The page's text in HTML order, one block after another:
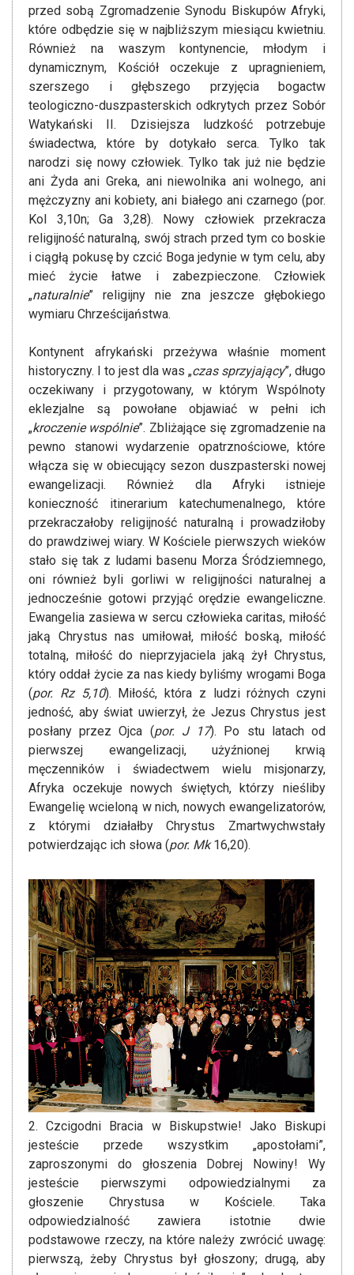
przed sobą Zgromadzenie Synodu Biskupów Afryki,
które odbędzie się w najbliższym miesiącu kwietniu.
Również na waszym kontynencie, młodym i
dynamicznym, Kościół oczekuje z upragnieniem,
szerszego i głębszego przyjęcia bogactw
teologiczno-duszpasterskich odkrytych przez Sobór
Watykański II. Dzisiejsza ludzkość potrzebuje
świadectwa, które by dotykało serca. Tylko tak
narodzi się nowy człowiek. Tylko tak już nie będzie
ani Żyda ani Greka, ani niewolnika ani wolnego, ani
mężczyzny ani kobiety, ani białego ani czarnego (por.
Kol 3,10n; Ga 3,28). Nowy człowiek przekracza
religijność naturalną, swój strach przed tym co boskie
i ciągłą pokusę by czcić Boga jedynie w tym celu, aby
mieć życie łatwe i zabezpieczone. Człowiek
„naturalnie” religijny nie zna jeszcze głębokiego
wymiaru Chrześcijaństwa.
Kontynent afrykański przeżywa właśnie moment
historyczny. I to jest dla was „czas sprzyjający”, długo
oczekiwany i przygotowany, w którym Wspólnoty
eklezjalne są powołane objawiać w pełni ich
„kroczenie wspólnie”. Zbliżające się zgromadzenie na
pewno stanowi wydarzenie opatrznościowe, które
włącza się w obiecujący sezon duszpasterski nowej
ewangelizacji. Również dla Afryki istnieje
konieczność itinerarium katechumenalnego, które
przekraczałoby religijność naturalną i prowadziłoby
do prawdziwej wiary. W Kościele pierwszych wieków
stało się tak z ludami basenu Morza Śródziemnego,
oni również byli gorliwi w religijności naturalnej a
jednocześnie gotowi przyjąć orędzie ewangeliczne.
Ewangelia zasiewa w sercu człowieka caritas, miłość
jaką Chrystus nas umiłował, miłość boską, miłość
totalną, miłość do nieprzyjaciela jaką żył Chrystus,
który oddał życie za nas kiedy byliśmy wrogami Boga
(por. Rz 5,10). Miłość, która z ludzi różnych czyni
jedność, aby świat uwierzył, że Jezus Chrystus jest
posłany przez Ojca (por. J 17). Po stu latach od
pierwszej ewangelizacji, użyźnionej krwią
męczenników i świadectwem wielu misjonarzy,
Afryka oczekuje nowych świętych, którzy nieśliby
Ewangelię wcieloną w nich, nowych ewangelizatorów,
z którymi działałby Chrystus Zmartwychwstały
potwierdzając ich słowa (por. Mk16,20).
2. Czcigodni Bracia w Biskupstwie! Jako Biskupi
jesteście przede wszystkim „apostołami”,
zaproszonymi do głoszenia Dobrej Nowiny! Wy
jesteście pierwszymi odpowiedzialnymi za
głoszenie Chrystusa w Kościele. Taka
odpowiedzialność zawiera istotnie dwie
podstawowe rzeczy, na które należy zwrócić uwagę:
pierwszą, żeby Chrystus był głoszony; drugą, aby